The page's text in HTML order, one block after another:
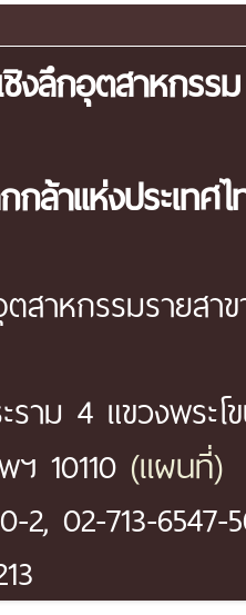
งลึกอุตสาหกรรม
กล้าแห่งประเทศ
าหกรรมรายสา
าม 4 แขวงพระโ
ฯ 10110 (แผนที่)
2, 02-713-6547-